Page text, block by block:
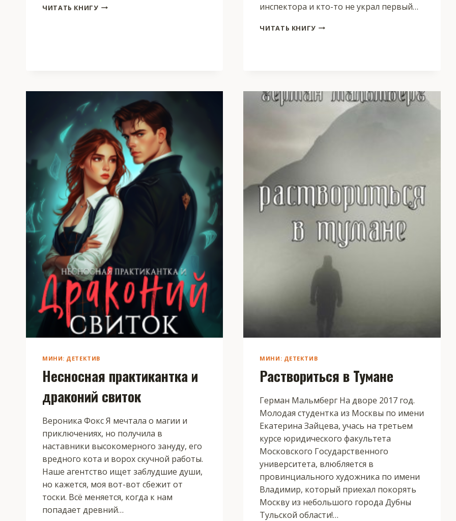
ЧИТАТЬ КНИГУМОЙ
инспектора и кто-то не украл первый…
ЧИТАТЬ КНИГУ РАБОТАЕТ
МИНИ: ДЕТЕКТИВ
Несносная практикантка и
драконий свиток
Вероника Фокс Я мечтала о магии и
приключениях, но получила в
наставники высокомерного зануду, его
вредного кота и ворох скучной работы.
Наше агентство ищет заблудшие души,
но кажется, моя вот-вот сбежит от
тоски. Всё меняется, когда к нам
попадает древний…
МИНИ: ДЕТЕКТИВ
Раствориться в Тумане
Герман Мальмберг На дворе 2017 год.
Молодая студентка из Москвы по имени
Екатерина Зайцева, учась на третьем
курсе юридического факультета
Московского Государственного
университета, влюбляется в
провинциального художника по имени
Владимир, который приехал покорять
Москву из небольшого города Дубны
Тульской области!…